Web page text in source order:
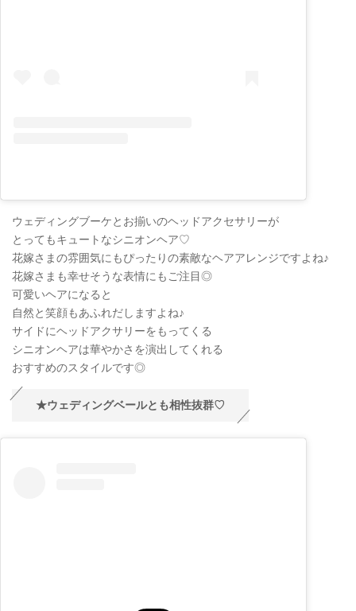
ウェディングブーケとお揃いのヘッドアクセサリーが
とってもキュートなシニオンヘア♡
花嫁さまの雰囲気にもぴったりの素敵なヘアアレンジですよね♪
花嫁さまも幸せそうな表情にもご注目◎
可愛いヘアになると
自然と笑顔もあふれだしますよね♪
サイドにヘッドアクサリーをもってくる
シニオンヘアは華やかさを演出してくれる
おすすめのスタイルです◎
★ウェディングベールとも相性抜群♡